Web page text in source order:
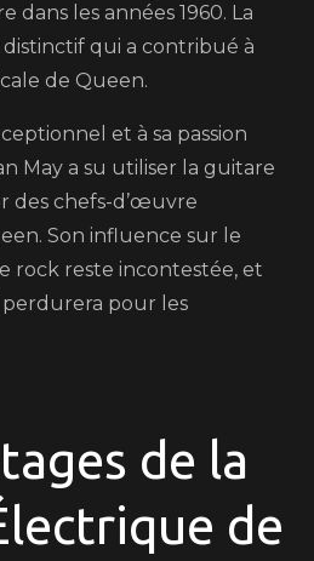
dans les années 1960. La
distinctif qui a contribué à
de Queen.
et à sa passion
May a su utiliser la guitare
des chefs-d’œuvre
Son influence sur le
rock reste incontestée, et
pour les
de la
de